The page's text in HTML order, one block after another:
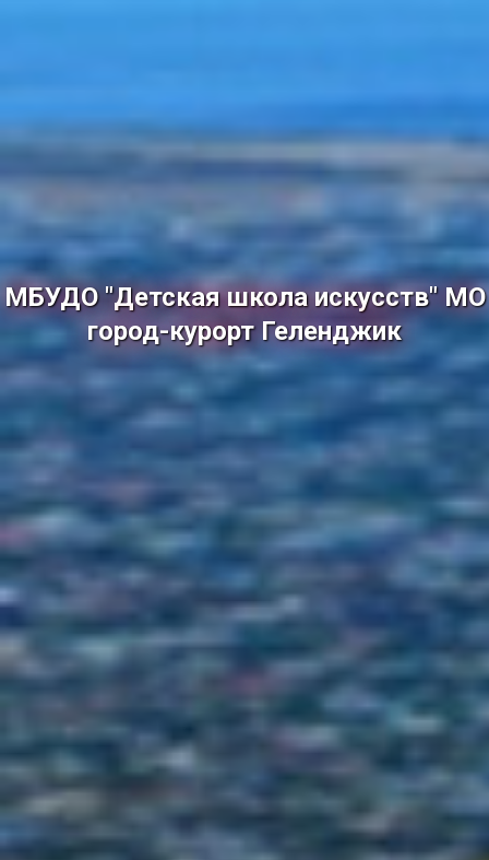
МБУДО "Детская школа искусств" МО
город-курорт Геленджик